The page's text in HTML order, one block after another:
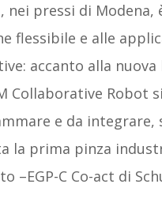
nei pressi di Modena,
flessibile e alle
accanto alla nuova
Collaborative Robot
e da integrare,
la prima pinza
–EGP-C Co-act di